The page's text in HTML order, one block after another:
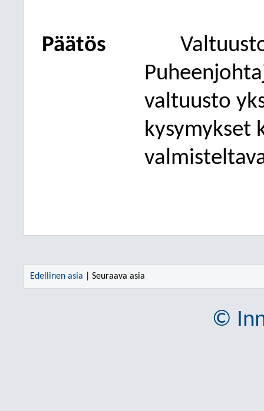
Päätös
valtuusto
kysymykset
Edellinen asia | Seuraava asia
©